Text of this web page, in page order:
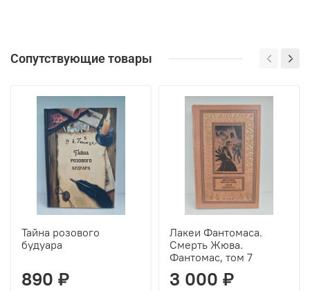
Сопутствующие товары
Тайна розового
будуара
890 ₽
Лакеи Фантомаса.
Смерть Жюва.
Фантомас, том 7
3 000 ₽